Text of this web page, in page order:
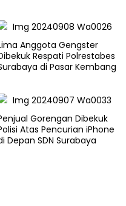
Anggota Gengster
Respati Polrestabes
di Pasar Kembang
Gorengan Dibekuk
Atas Pencurian iPhone
Depan SDN Surabaya